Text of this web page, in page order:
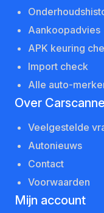
Aankoopadvies
APK keuring
Import check
Alle auto-
Over
Veelgestelde
Autonieuws
Contact
Voorwaarden
Mijn account